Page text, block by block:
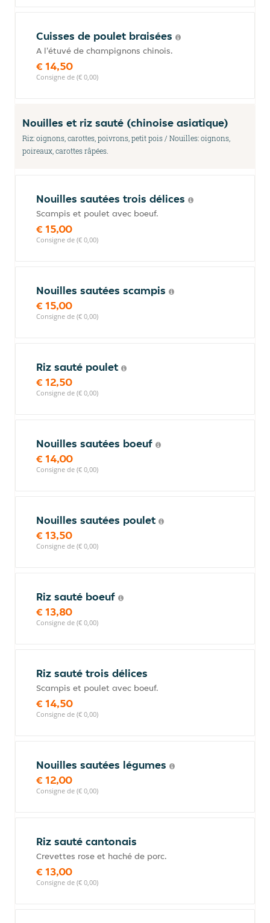
Cuisses de poulet braisées
A l'étuvé de champignons chinois.
€ 14,50
Consigne de (€ 0,00)
Nouilles et riz sauté (chinoise asiatique)
Riz: oignons, carottes, poivrons, petit pois / Nouilles: oignons,
poireaux, carottes râpées.
Nouilles sautées trois délices
Scampis et poulet avec boeuf.
€ 15,00
Consigne de (€ 0,00)
Nouilles sautées scampis
€ 15,00
Consigne de (€ 0,00)
Riz sauté poulet
€ 12,50
Consigne de (€ 0,00)
Nouilles sautées boeuf
€ 14,00
Consigne de (€ 0,00)
Nouilles sautées poulet
€ 13,50
Consigne de (€ 0,00)
Riz sauté boeuf
€ 13,80
Consigne de (€ 0,00)
Riz sauté trois délices
Scampis et poulet avec boeuf.
€ 14,50
Consigne de (€ 0,00)
Nouilles sautées légumes
€ 12,00
Consigne de (€ 0,00)
Riz sauté cantonais
Crevettes rose et haché de porc.
€ 13,00
Consigne de (€ 0,00)